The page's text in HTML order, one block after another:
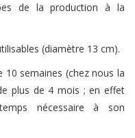
de la production à la
(diamètre 13 cm).
semaines (chez nous la
plus de 4 mois ; en effet
nécessaire à son